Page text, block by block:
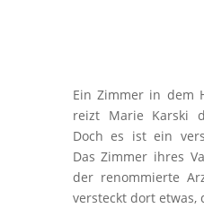
Ein Zimmer in dem
reizt Marie Karski
Doch es ist ein
Das Zimmer ihres
der renommierte
versteckt dort etwas,